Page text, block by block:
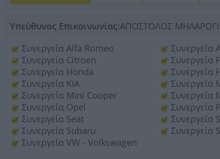
Υπεύθυνος Επικοινωνίας:ΑΠΟΣΤΟΛΟΣ
Συνεργεία Alfa Romeo
Συνεργεία
Συνεργεία Citroen
Συνεργεία
Συνεργεία Honda
Συνεργεία
Συνεργεία KIA
Συνεργεία
Συνεργεία Mini Cooper
Συνεργεία
Συνεργεία Opel
Συνεργεία
Συνεργεία Seat
Συνεργεία
Συνεργεία Subaru
Συνεργεία
Συνεργεία VW - Volkswagen